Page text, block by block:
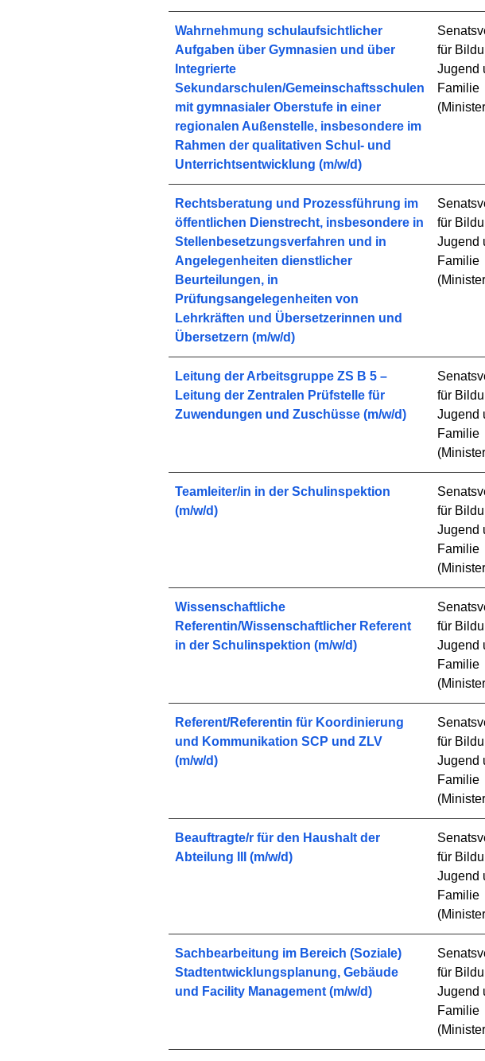
Wahrnehmung schulaufsichtlicher
Aufgaben über Gymnasien und über
Integrierte
Sekundarschulen/Gemeinschaftsschulen
mit gymnasialer Oberstufe in einer
regionalen Außenstelle, insbesondere im
Rahmen der qualitativen Schul- und
Unterrichtsentwicklung (m/w/d)
für
Jugend
Familie
Rechtsberatung und Prozessführung im
öffentlichen Dienstrecht, insbesondere in
Stellenbesetzungsverfahren und in
Angelegenheiten dienstlicher
Beurteilungen, in
Prüfungsangelegenheiten von
Lehrkräften und Übersetzerinnen und
Übersetzern (m/w/d)
für
Jugend
Familie
Leitung der Arbeitsgruppe ZS B 5 –
Leitung der Zentralen Prüfstelle für
Zuwendungen und Zuschüsse (m/w/d)
für
Jugend
Familie
Teamleiter/in in der Schulinspektion
(m/w/d)
für
Jugend
Familie
Wissenschaftliche
Referentin/Wissenschaftlicher Referent
in der Schulinspektion (m/w/d)
für
Jugend
Familie
Referent/Referentin für Koordinierung
und Kommunikation SCP und ZLV
(m/w/d)
für
Jugend
Familie
Beauftragte/r für den Haushalt der
Abteilung III (m/w/d)
für
Jugend
Familie
Sachbearbeitung im Bereich (Soziale)
Stadtentwicklungsplanung, Gebäude
und Facility Management (m/w/d)
für
Jugend
Familie